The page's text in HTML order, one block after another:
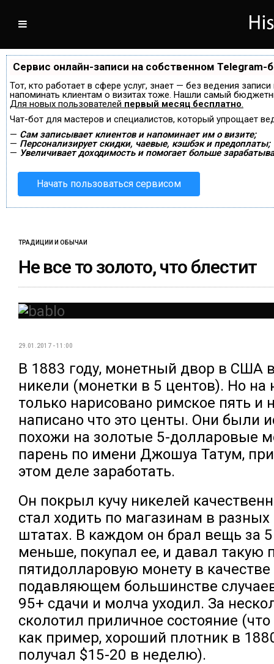
Сервис онлайн-записи на собственном Telegram-
Тот, кто работает в сфере услуг, знает — без ведения
напоминать клиентам о визитах тоже. Нашли самый
Для новых пользователей первый месяц бесплатно.
Чат-бот для мастеров и специалистов, который упрощает
— Сам записывает клиентов и напоминает им о визите;
— Персонализирует скидки, чаевые, кэшбэк и предоплаты;
— Увеличивает доходимость и помогает больше
Начать пользоваться сервисом
ТРАДИЦИИ И ОБЫЧАИ
Не все то золото, что блестит
29.01.2017 - 11:00
В 1883 году, монетный двор в США
никели (монетки в 5 центов). Но на
только нарисовано римское пять и
написано что это центы. Они были
похожи на золотые 5-долларовые
парень по имени Джошуа Татум,
этом деле заработать.
Он покрыл кучу никелей
стал ходить по магазинам в разных
штатах. В каждом он брал вещь за
меньше, покупал ее, и давал такую
пятидолларовую монету в
подавляющем большинстве
95+ сдачи и молча уходил. За
сколотил приличное состояние
как пример, хороший плотник в
получал $15-20 в неделю).